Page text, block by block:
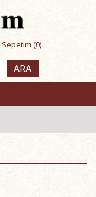
Sepetim (0)
ARA